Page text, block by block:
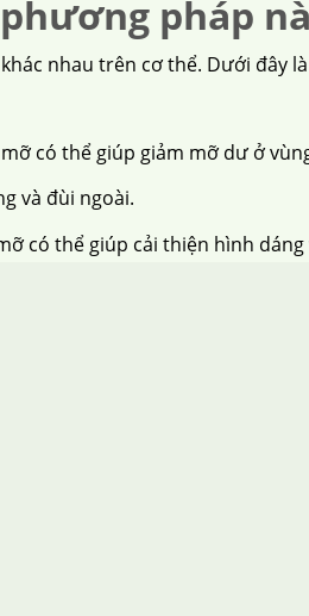
pháp
nhau trên cơ thể. Dưới đây
có thể giúp giảm mỡ dư ở
và đùi ngoài.
có thể giúp cải thiện hình